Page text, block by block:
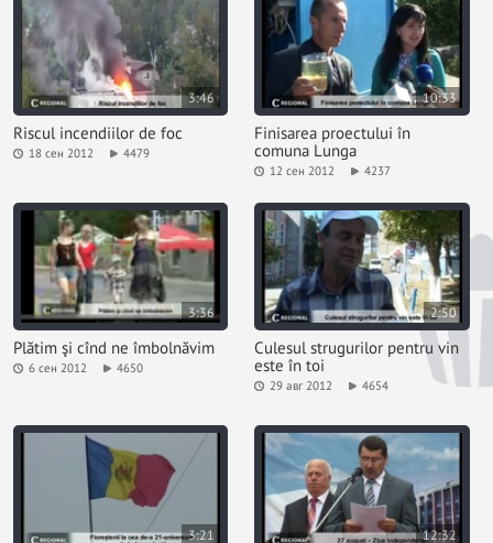
3:46
Riscul incendiilor de foc
18 сен 2012 4479
10:33
Finisarea proectului în
comuna Lunga
12 сен 2012 4237
3:36
Plătim şi cînd ne îmbolnăvim
6 сен 2012 4650
2:50
Culesul strugurilor pentru vin
este în toi
29 авг 2012 4654
3:21 12:32